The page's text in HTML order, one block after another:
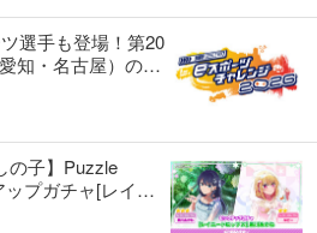
選手も登場！第20
知・名古屋）のe
イベント「東三
」を開催
の子】Puzzle
プガチャ[レイニ
黒川あかねとル